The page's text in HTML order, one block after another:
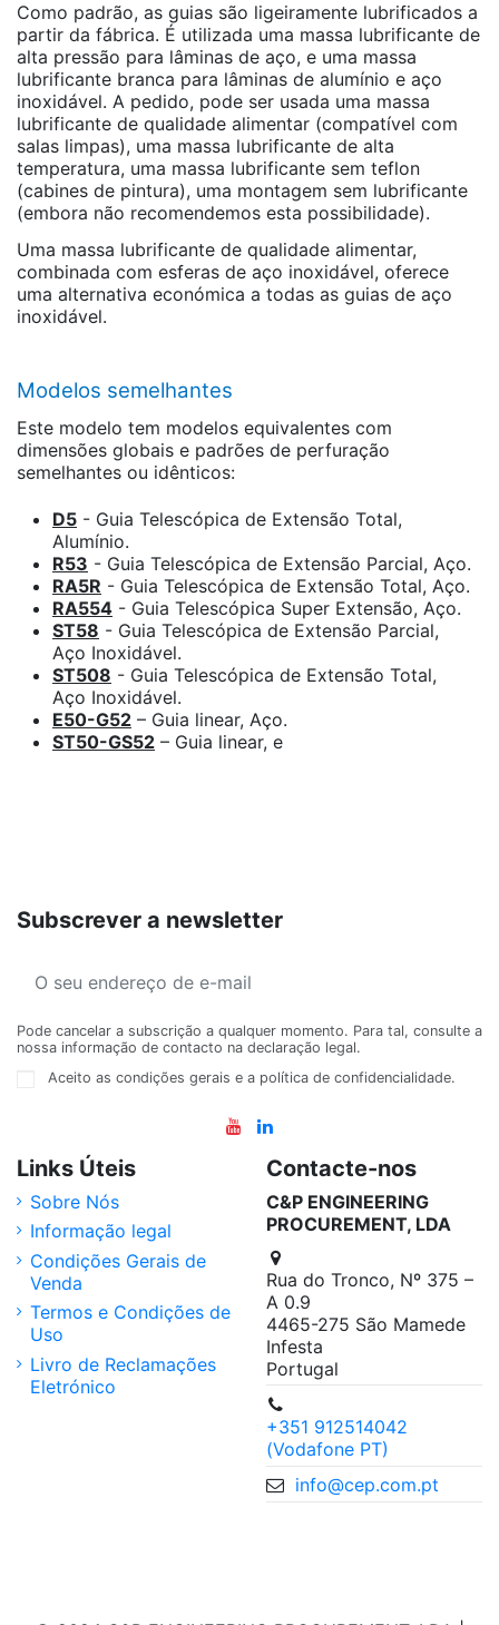
Como padrão, as guias são ligeiramente lubrificados a
partir da fábrica. É utilizada uma massa lubrificante de
alta pressão para lâminas de aço, e uma massa
lubrificante branca para lâminas de alumínio e aço
inoxidável. A pedido, pode ser usada uma massa
lubrificante de qualidade alimentar (compatível com
salas limpas), uma massa lubrificante de alta
temperatura, uma massa lubrificante sem teflon
(cabines de pintura), uma montagem sem lubrificante
(embora não recomendemos esta possibilidade).
Uma massa lubrificante de qualidade alimentar,
combinada com esferas de aço inoxidável, oferece
uma alternativa económica a todas as guias de aço
inoxidável.
Modelos semelhantes
Este modelo tem modelos equivalentes com
dimensões globais e padrões de perfuração
semelhantes ou idênticos:
D5 - Guia Telescópica de Extensão Total,
Alumínio.
R53 - Guia Telescópica de Extensão Parcial, Aço.
RA5R - Guia Telescópica de Extensão Total, Aço.
RA554 - Guia Telescópica Super Extensão, Aço.
ST58 - Guia Telescópica de Extensão Parcial,
Aço Inoxidável.
ST508 - Guia Telescópica de Extensão Total,
Aço Inoxidável.
E50-G52 – Guia linear, Aço.
ST50-GS52 – Guia linear, e
Subscrever a newsletter
Pode cancelar a subscrição a qualquer momento. Para tal, consulte a
nossa informação de contacto na declaração legal.
Aceito as condições gerais e a política de confidencialidade.
Links Úteis
Sobre Nós
Informação legal
Condições Gerais de
Venda
Termos e Condições de
Uso
Livro de Reclamações
Eletrónico
Contacte-nos
C&P ENGINEERING
PROCUREMENT, LDA
Rua do Tronco, Nº 375 –
A 0.9
4465-275 São Mamede
Infesta
Portugal
+351 912514042
(Vodafone PT)
info@cep.com.pt